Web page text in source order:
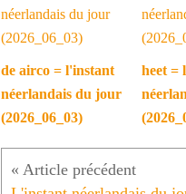
de airco = l'instant
néerlandais du jour
(2026_06_03)
heet =